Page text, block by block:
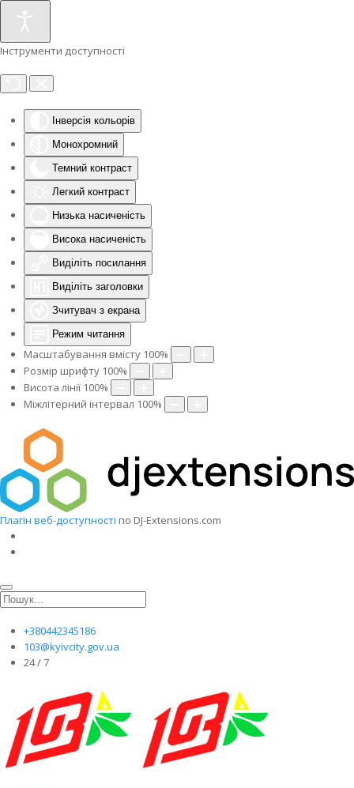
Інструменти доступності
Інверсія кольорів
Монохромний
Темний контраст
Легкий контраст
Низька насиченість
Висока насиченість
Виділіть посилання
Виділіть заголовки
Зчитувач з екрана
Режим читання
Масштабування вмісту 100%
Розмір шрифту 100%
Висота лінії 100%
Міжлітерний інтервал 100%
Плагін веб-доступності по DJ-Extensions.com
+380442345186
103@kyivcity.gov.ua
24 / 7